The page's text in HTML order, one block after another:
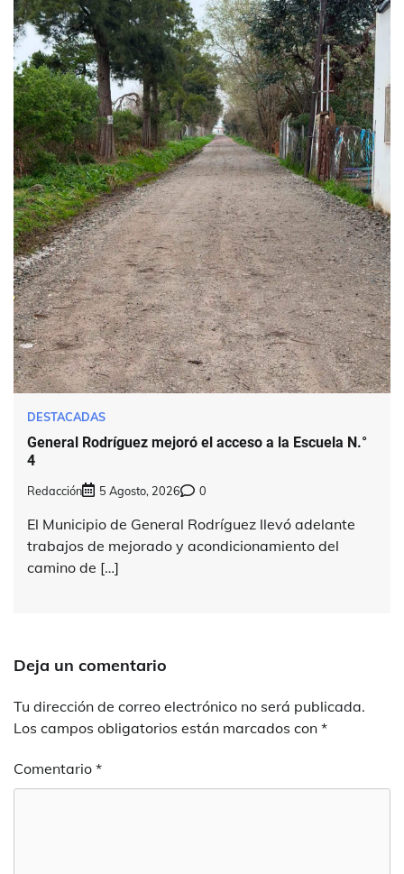
DESTACADAS
General Rodríguez mejoró el acceso a la Escuela N.°
4
Redacción 5 Agosto, 2026 0
El Municipio de General Rodríguez llevó adelante
trabajos de mejorado y acondicionamiento del
camino de […]
Deja un comentario
Tu dirección de correo electrónico no será publicada.
Los campos obligatorios están marcados con *
Comentario *